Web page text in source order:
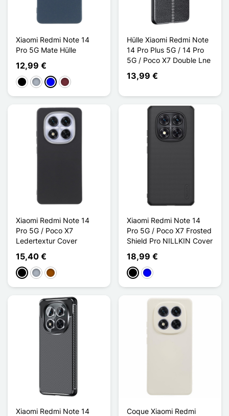
Xiaomi Redmi Note 14
Pro 5G Mate Hülle
12,99 €
Schwarz
GrauBlauRouge Vin
Hülle Xiaomi Redmi Note
14 Pro Plus 5G / 14 Pro
5G / Poco X7 Double Lne
13,99 €
Xiaomi Redmi Note 14
Pro 5G / Poco X7
Ledertextur Cover
15,40 €
Schwarz
GrauBraun
Xiaomi Redmi Note 14
Pro 5G / Poco X7 Frosted
Shield Pro NILLKIN Cover
18,99 €
Schwarz
Blau
Xiaomi Redmi Note 14
Coque Xiaomi Redmi